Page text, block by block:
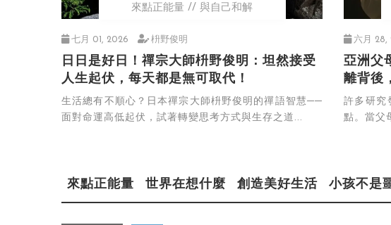
來點正能量 與自己和解
七月 01, 2026 枡野俊明
日日是好日！禪宗大師枡野俊明：坦然接受
人生起伏，每天都是無可取代！
生活總有不順心？日本禪宗大師枡野俊明的禪語智慧──
面對命運高低起伏，試著轉變思考方式與生存之道...
六月 28,
亞洲父
離背後
許多研究
點。當父
來點正能量 世界在想什麼 創造美好生活 小孩不是